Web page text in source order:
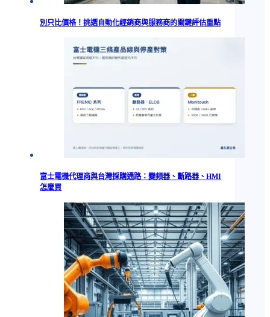
別只比價格！挑選自動化經銷商與服務商的關鍵評估重點
富士電機代理商與台灣採購通路：變頻器、斷路器、HMI
怎麼買